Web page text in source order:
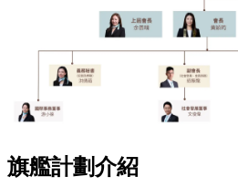
旗艦計劃介紹